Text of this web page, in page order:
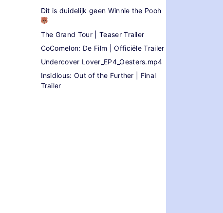
Dit is duidelijk geen Winnie the Pooh
The Grand Tour | Teaser Trailer
CoComelon: De Film | Officiële Trailer
Undercover Lover_EP4_Oesters.mp4
Insidious: Out of the Further | Final
Trailer